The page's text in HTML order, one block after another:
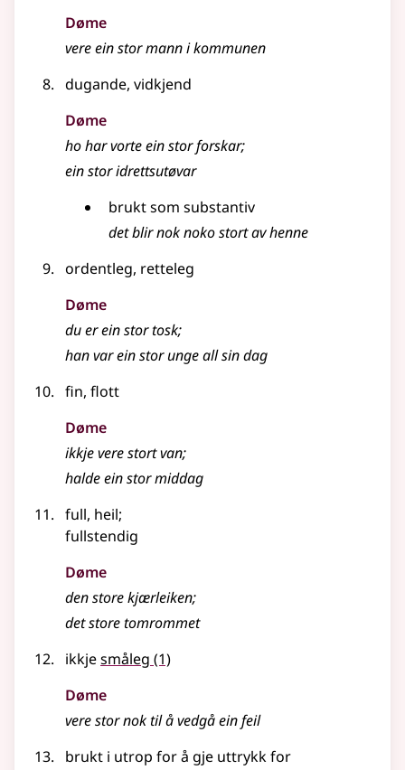
Døme
vere ein stor mann i kommunen
dugande, vidkjend
Døme
ho har vorte ein stor forskar;
ein stor idrettsutøvar
brukt som substantiv
det blir nok noko stort av henne
ordentleg, retteleg
Døme
du er ein stor tosk;
han var ein stor unge all sin dag
fin, flott
Døme
ikkje vere stort van;
halde ein stor middag
full, heil;
fullstendig
Døme
den store kjærleiken;
det store tomrommet
ikkjesmåleg (1)
Døme
vere stor nok til å vedgå ein feil
brukt i utrop for å gje uttrykk for